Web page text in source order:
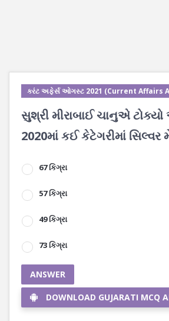
કરંટ અફેર્સ ઓગસ્ટ 2021 (Current Affairs
સુશ્રી મીરાબાઈ ચાનુએ
2020માં કઈ કેટેગરીમાં સિલ્વર
67 કિગ્રા
57 કિગ્રા
49 કિગ્રા
73 કિગ્રા
ANSWER
DOWNLOAD GUJARATI MCQ